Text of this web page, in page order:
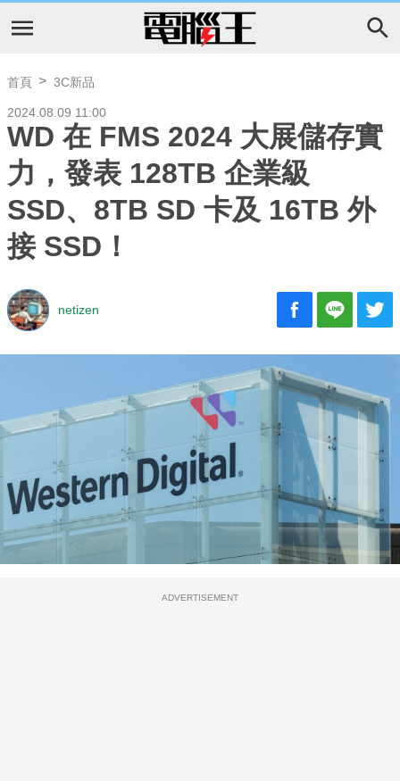
首頁 3C新品
2024.08.09 11:00
WD 在 FMS 2024 大展儲存實
力，發表 128TB 企業級
SSD、8TB SD 卡及 16TB 外
接 SSD！
netizen
ADVERTISEMENT